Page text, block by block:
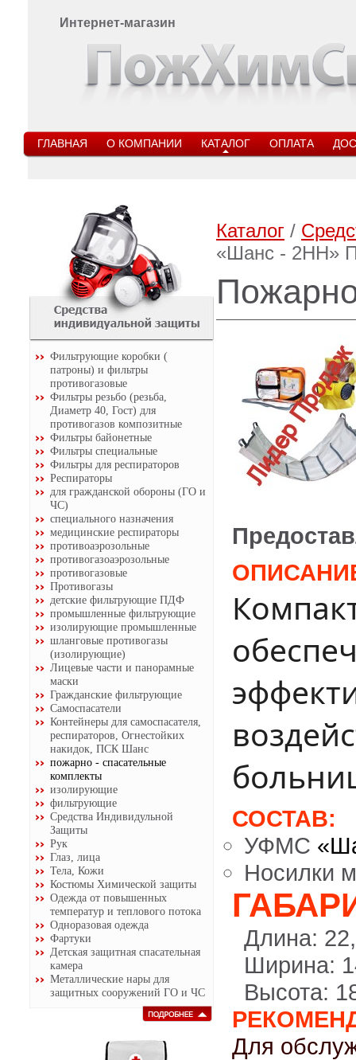
Интернет-магазин
ГЛАВНАЯ О КОМПАНИИ КАТАЛОГ ОПЛАТА
Фильтрующие коробки (
патроны) и фильтры
противогазовые
Фильтры резьбо (резьба,
Диаметр 40, Гост) для
противогазов композитные
Фильтры байонетные
Фильтры специальные
Фильтры для респираторов
Респираторы
для гражданской обороны (ГО и
ЧС)
специального назначения
медицинские респираторы
противоаэрозольные
противогазоаэрозольные
противогазовые
Противогазы
детские фильтрующие ПДФ
промышленные фильтрующие
изолирующие промышленные
шланговые противогазы
(изолирующие)
Лицевые части и панорамные
маски
Гражданские фильтрующие
Самоспасатели
Контейнеры для самоспасателя,
респираторов, Огнестойких
накидок, ПСК Шанс
пожарно - спасательные
комплекты
изолирующие
фильтрующие
Средства Индивидульной
Защиты
Рук
Глаз, лица
Тела, Кожи
Костюмы Химической защиты
Одежда от повышенных
температур и теплового потока
Одноразовая одежда
Фартуки
Детская защитная спасательная
камера
Металлические нары для
защитных сооружений ГО и ЧС
Каталог /
«Шанс - 2НН»
СОСТАВ:
УФМС
Носилки
Длина:
Ширина:
Высота:
Для